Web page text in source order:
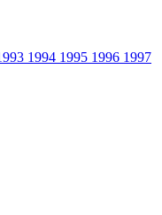
1994 1995 1996 1997